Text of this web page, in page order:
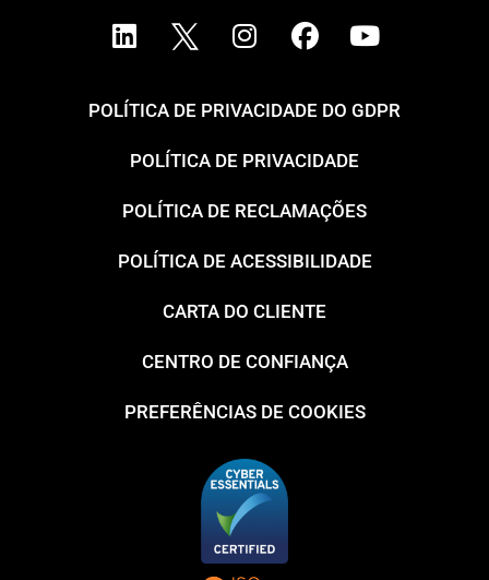
POLÍTICA DE PRIVACIDADE DO GDPR
POLÍTICA DE PRIVACIDADE
POLÍTICA DE RECLAMAÇÕES
POLÍTICA DE ACESSIBILIDADE
CARTA DO CLIENTE
CENTRO DE CONFIANÇA
PREFERÊNCIAS DE COOKIES